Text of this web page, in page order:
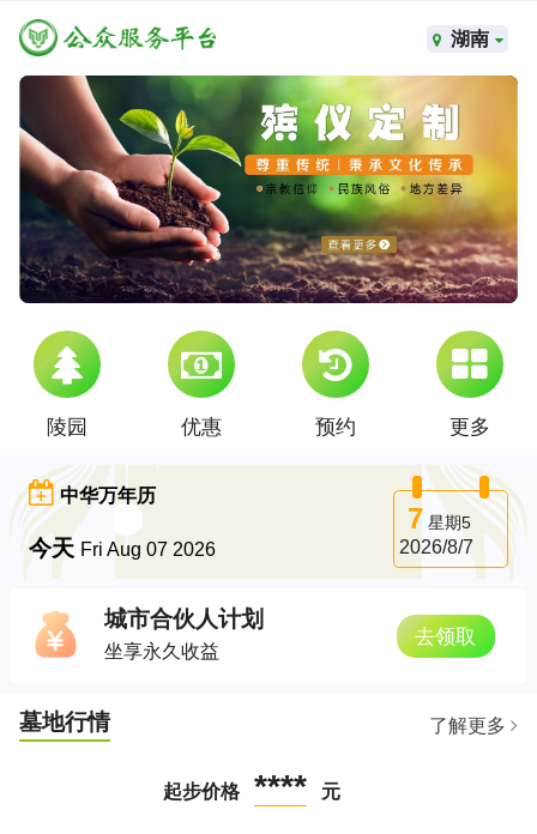
湖南
陵园 优惠 预约 更多
中华万年历
今天 Fri Aug 07 2026
7 星期5
2026/8/7
城市合伙人计划
坐享永久收益
去领取
墓地行情 了解更多
起步价格 **** 元